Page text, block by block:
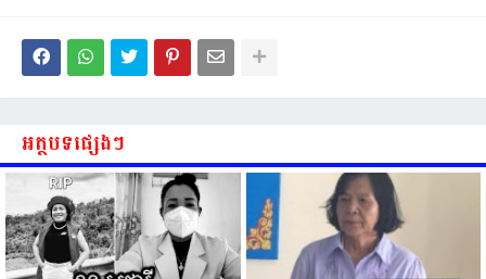
អត្ថបទផ្សេងៗ